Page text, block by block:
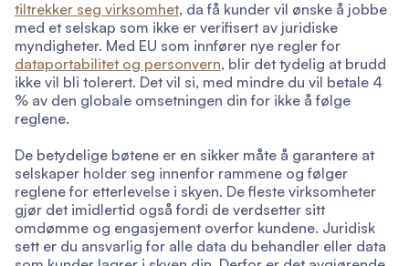
tiltrekker seg virksomhet, da få kunder vil ønske å jobbe
med et selskap som ikke er verifisert av juridiske
myndigheter. Med EU som innfører nye regler for
dataportabilitet og personvern, blir det tydelig at brudd
ikke vil bli tolerert. Det vil si, med mindre du vil betale 4
% av den globale omsetningen din for ikke å følge
reglene.
De betydelige bøtene er en sikker måte å garantere at
selskaper holder seg innenfor rammene og følger
reglene for etterlevelse i skyen. De fleste virksomheter
gjør det imidlertid også fordi de verdsetter sitt
omdømme og engasjement overfor kundene. Juridisk
sett er du ansvarlig for alle data du behandler eller data